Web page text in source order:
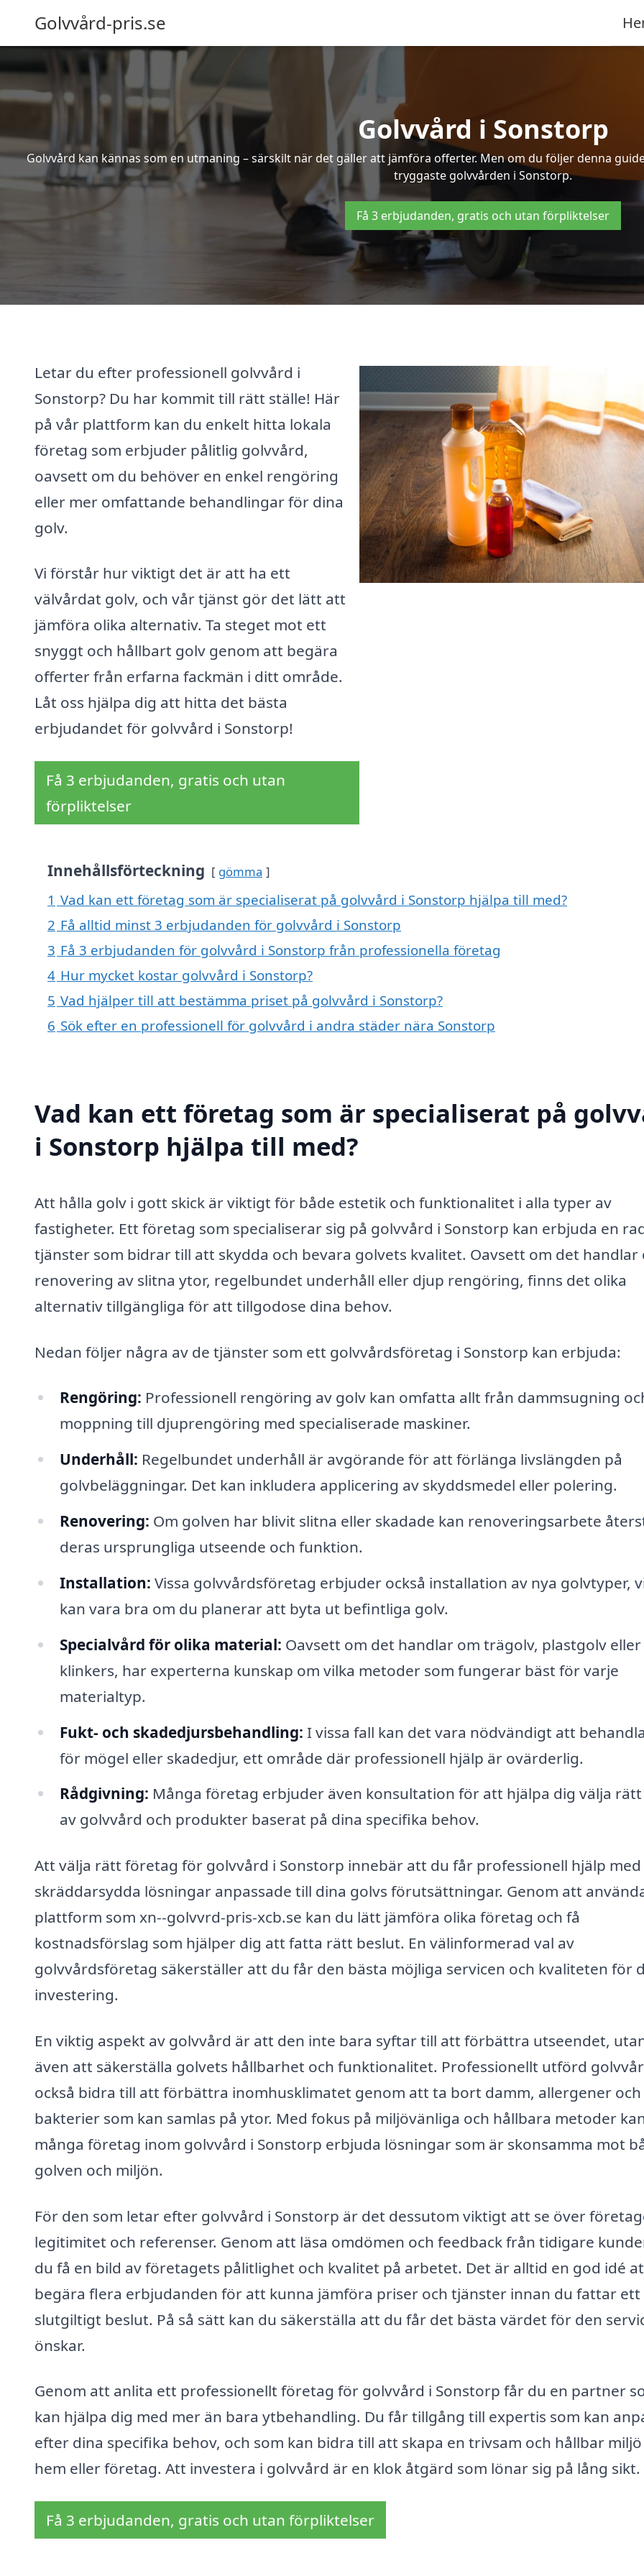
Golvvård-pris.se
Golvvård i Sonstorp
Golvvård kan kännas som en utmaning – särskilt när det gäller att jämföra offerter. Men om du följer denna
tryggaste golvvården i Sonstorp.
Få 3 erbjudanden, gratis och utan förpliktelser
Letar du efter professionell golvvård i
Sonstorp? Du har kommit till rätt ställe! Här
på vår plattform kan du enkelt hitta lokala
företag som erbjuder pålitlig golvvård,
oavsett om du behöver en enkel rengöring
eller mer omfattande behandlingar för dina
golv.
Vi förstår hur viktigt det är att ha ett
välvårdat golv, och vår tjänst gör det lätt att
jämföra olika alternativ. Ta steget mot ett
snyggt och hållbart golv genom att begära
offerter från erfarna fackmän i ditt område.
Låt oss hjälpa dig att hitta det bästa
erbjudandet för golvvård i Sonstorp!
Få 3 erbjudanden, gratis och utan
förpliktelser
Innehållsförteckning gömma
1 Vad kan ett företag som är specialiserat på golvvård i Sonstorp hjälpa till med?
2 Få alltid minst 3 erbjudanden för golvvård i Sonstorp
3 Få 3 erbjudanden för golvvård i Sonstorp från professionella företag
4 Hur mycket kostar golvvård i Sonstorp?
5 Vad hjälper till att bestämma priset på golvvård i Sonstorp?
6 Sök efter en professionell för golvvård i andra städer nära Sonstorp
Vad kan ett företag som är specialiserat på
i Sonstorp hjälpa till med?
Att hålla golv i gott skick är viktigt för både estetik och funktionalitet i alla typer av
fastigheter. Ett företag som specialiserar sig på golvvård i Sonstorp kan erbjuda en
tjänster som bidrar till att skydda och bevara golvets kvalitet. Oavsett om det handlar
renovering av slitna ytor, regelbundet underhåll eller djup rengöring, finns det olika
alternativ tillgängliga för att tillgodose dina behov.
Nedan följer några av de tjänster som ett golvvårdsföretag i Sonstorp kan erbjuda:
Rengöring: Professionell rengöring av golv kan omfatta allt från dammsugning
moppning till djuprengöring med specialiserade maskiner.
Underhåll: Regelbundet underhåll är avgörande för att förlänga livslängden på
golvbeläggningar. Det kan inkludera applicering av skyddsmedel eller polering.
Renovering: Om golven har blivit slitna eller skadade kan renoveringsarbete
deras ursprungliga utseende och funktion.
Installation: Vissa golvvårdsföretag erbjuder också installation av nya golvtyper,
kan vara bra om du planerar att byta ut befintliga golv.
Specialvård för olika material: Oavsett om det handlar om trägolv, plastgolv eller
klinkers, har experterna kunskap om vilka metoder som fungerar bäst för varje
materialtyp.
Fukt- och skadedjursbehandling: I vissa fall kan det vara nödvändigt att
för mögel eller skadedjur, ett område där professionell hjälp är ovärderlig.
Rådgivning: Många företag erbjuder även konsultation för att hjälpa dig välja
av golvvård och produkter baserat på dina specifika behov.
Att välja rätt företag för golvvård i Sonstorp innebär att du får professionell hjälp med
skräddarsydda lösningar anpassade till dina golvs förutsättningar. Genom att
plattform som xn--golvvrd-pris-xcb.se kan du lätt jämföra olika företag och få
kostnadsförslag som hjälper dig att fatta rätt beslut. En välinformerad val av
golvvårdsföretag säkerställer att du får den bästa möjliga servicen och kvaliteten för
investering.
En viktig aspekt av golvvård är att den inte bara syftar till att förbättra utseendet,
även att säkerställa golvets hållbarhet och funktionalitet. Professionellt utförd
också bidra till att förbättra inomhusklimatet genom att ta bort damm, allergener och
bakterier som kan samlas på ytor. Med fokus på miljövänliga och hållbara metoder
många företag inom golvvård i Sonstorp erbjuda lösningar som är skonsamma mot
golven och miljön.
För den som letar efter golvvård i Sonstorp är det dessutom viktigt att se över
legitimitet och referenser. Genom att läsa omdömen och feedback från tidigare
du få en bild av företagets pålitlighet och kvalitet på arbetet. Det är alltid en god idé
begära flera erbjudanden för att kunna jämföra priser och tjänster innan du fattar ett
slutgiltigt beslut. På så sätt kan du säkerställa att du får det bästa värdet för den
önskar.
Genom att anlita ett professionellt företag för golvvård i Sonstorp får du en partner
kan hjälpa dig med mer än bara ytbehandling. Du får tillgång till expertis som kan
efter dina specifika behov, och som kan bidra till att skapa en trivsam och hållbar
hem eller företag. Att investera i golvvård är en klok åtgärd som lönar sig på lång sikt.
Få 3 erbjudanden, gratis och utan förpliktelser